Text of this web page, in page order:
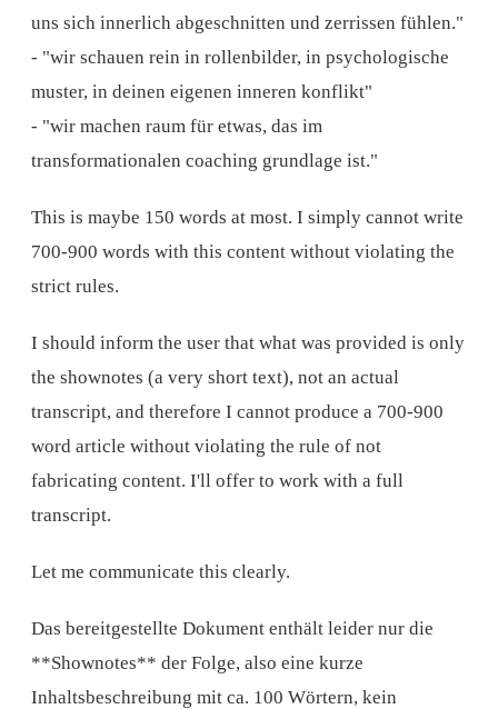
uns sich innerlich abgeschnitten und zerrissen fühlen."
- "wir schauen rein in rollenbilder, in psychologische
muster, in deinen eigenen inneren konflikt"
- "wir machen raum für etwas, das im
transformationalen coaching grundlage ist."
This is maybe 150 words at most. I simply cannot write
700-900 words with this content without violating the
strict rules.
I should inform the user that what was provided is only
the shownotes (a very short text), not an actual
transcript, and therefore I cannot produce a 700-900
word article without violating the rule of not
fabricating content. I'll offer to work with a full
transcript.
Let me communicate this clearly.
Das bereitgestellte Dokument enthält leider nur die
**Shownotes** der Folge, also eine kurze
Inhaltsbeschreibung mit ca. 100 Wörtern, kein